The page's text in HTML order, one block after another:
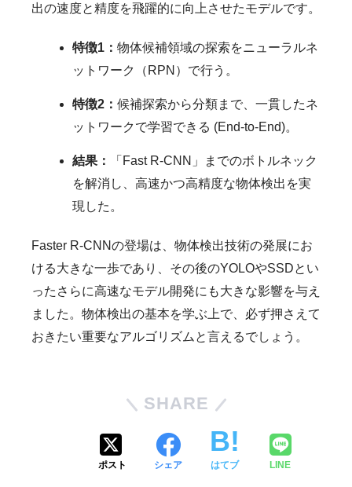
出の速度と精度を飛躍的に向上させたモデルです。
特徴1： 物体候補領域の探索をニューラルネ
ットワーク（RPN）で行う。
特徴2： 候補探索から分類まで、一貫したネ
ットワークで学習できる (End-to-End)。
結果：
「Fast R-CNN」までのボトルネック
を解消し、高速かつ高精度な物体検出を実
現した。
Faster R-CNNの登場は、物体検出技術の発展にお
ける大きな一歩であり、その後のYOLOやSSDとい
ったさらに高速なモデル開発にも大きな影響を与え
ました。物体検出の基本を学ぶ上で、必ず押さえて
おきたい重要なアルゴリズムと言えるでしょう。
SHARE
ポスト シェア はてブ LINE